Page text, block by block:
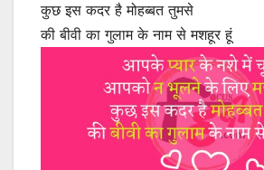
कुछ इस कदर है मोहब्बत तुमसे
की बीवी का गुलाम के नाम से मशहूर हूं